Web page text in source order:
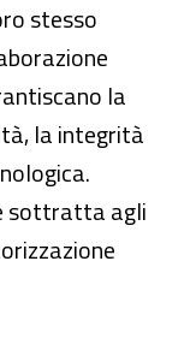
stesso
la
la integrità
sottratta agli